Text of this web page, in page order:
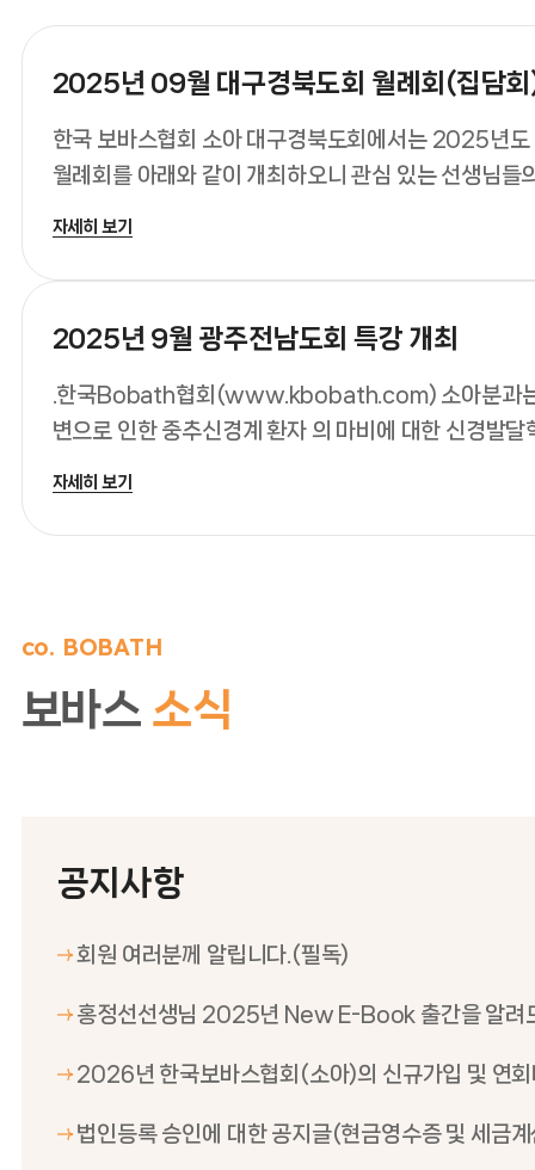
한국 보바스협회 소아 대구경북도회에서는 2025년
월례회를 아래와 같이 개최하오니 관심 있는 선생님들
자세히 보기
2025년 9월 광주전남도회 특강 개최
.한국Bobath협회(www.kbobath.com) 소아분과
변으로 인한 중추신경계 환자 의 마비에 대한 신경발달
자세히 보기
co. BOBATH
보바스 소식
공지사항
회원 여러분께 알립니다.(필독)
홍정선선생님 2025년 New E-Book 출간을 알려
2026년 한국보바스협회(소아)의 신규가입 및 연회비 납부
법인등록 승인에 대한 공지글(현금영수증 및 세금계산서 발